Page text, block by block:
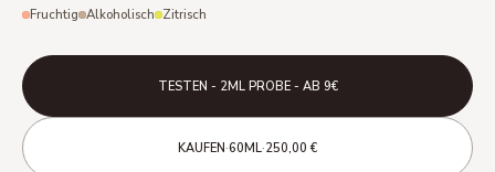
Fruchtig Alkoholisch Zitrisch
TESTEN - 2ML PROBE - AB 9€
KAUFEN·60ML·250,00 €